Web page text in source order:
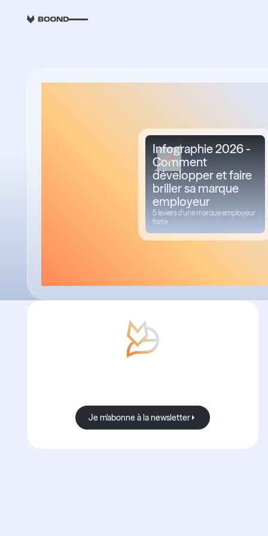
Infographie 2026 -
Comment
développer et faire
briller sa marque
employeur
5 leviers d'une marque employeur
forte
Je m'abonne à la newsletter
Je m'abonne à la newsletter